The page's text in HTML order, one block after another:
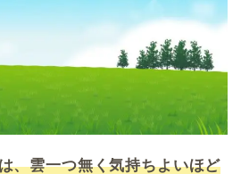
、雲一つ無く気持ちよいほど